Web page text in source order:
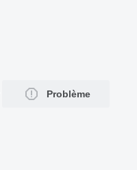
Problème